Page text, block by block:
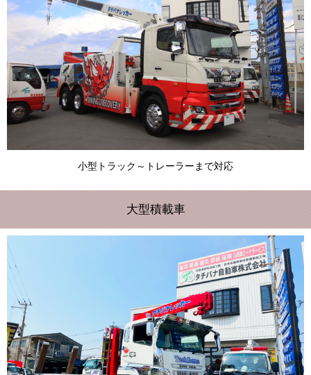
小型トラック～トレーラーまで対応
大型積載車